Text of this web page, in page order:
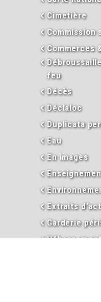
Cimetière
Commission
Commerces
feu
Décès
Déclaloc
Duplicata
Eau
En images
Extraits
Garderie